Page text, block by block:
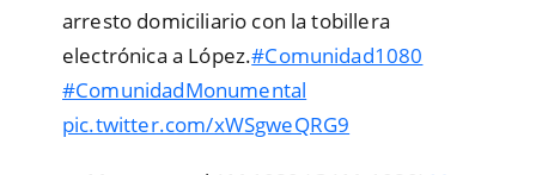
arresto domiciliario con la tobillera
electrónica a López.#Comunidad1080
#ComunidadMonumental
pic.twitter.com/xWSgweQRG9